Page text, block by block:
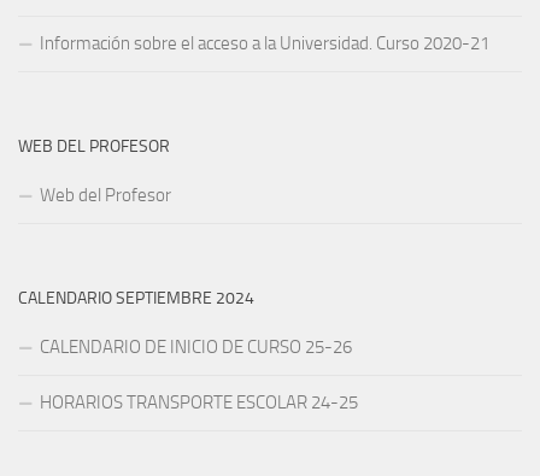
Información sobre el acceso a la Universidad. Curso 2020-21
WEB DEL PROFESOR
Web del Profesor
CALENDARIO SEPTIEMBRE 2024
CALENDARIO DE INICIO DE CURSO 25-26
HORARIOS TRANSPORTE ESCOLAR 24-25